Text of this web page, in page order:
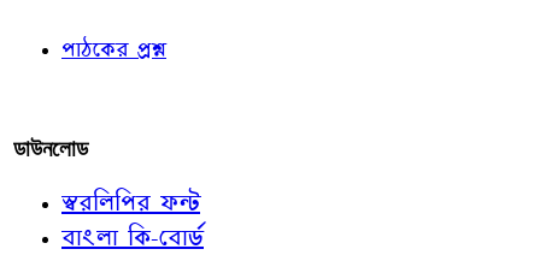
পাঠকের প্রশ্ন
ডাউনলোড
স্বরলিপির ফন্ট
বাংলা কি-বোর্ড